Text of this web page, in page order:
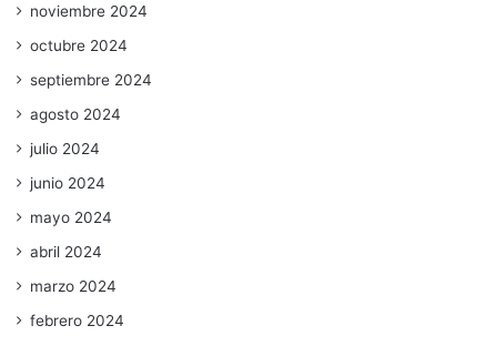
noviembre 2024
octubre 2024
septiembre 2024
agosto 2024
julio 2024
junio 2024
mayo 2024
abril 2024
marzo 2024
febrero 2024